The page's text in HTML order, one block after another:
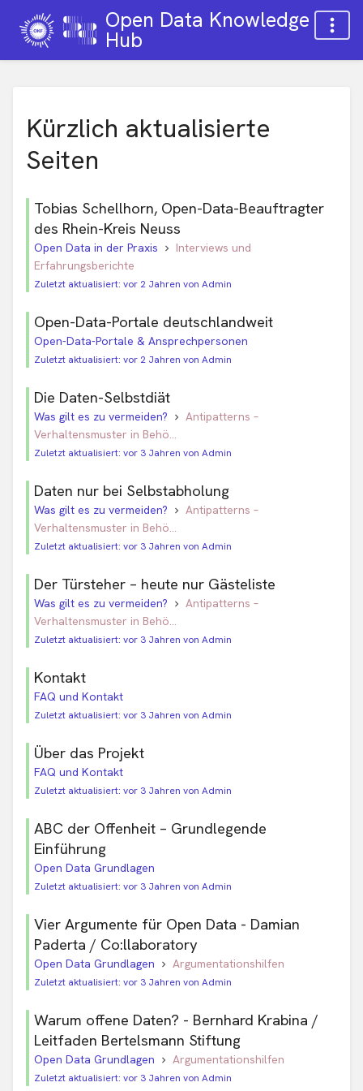
Open Data Knowledge
Hub
Kürzlich aktualisierte
Seiten
Tobias Schellhorn, Open-Data-Beauftragter
des Rhein-Kreis Neuss
Open Data in der Praxis
Interviews und
Erfahrungsberichte
Zuletzt aktualisiert: vor 2 Jahren von Admin
Open-Data-Portale deutschlandweit
Open-Data-Portale & Ansprechpersonen
Zuletzt aktualisiert: vor 2 Jahren von Admin
Die Daten-Selbstdiät
Was gilt es zu vermeiden?
Antipatterns –
Verhaltensmuster in Behö...
Zuletzt aktualisiert: vor 3 Jahren von Admin
Daten nur bei Selbstabholung
Was gilt es zu vermeiden?
Antipatterns –
Verhaltensmuster in Behö...
Zuletzt aktualisiert: vor 3 Jahren von Admin
Der Türsteher – heute nur Gästeliste
Was gilt es zu vermeiden?
Antipatterns –
Verhaltensmuster in Behö...
Zuletzt aktualisiert: vor 3 Jahren von Admin
Kontakt
FAQ und Kontakt
Zuletzt aktualisiert: vor 3 Jahren von Admin
Über das Projekt
FAQ und Kontakt
Zuletzt aktualisiert: vor 3 Jahren von Admin
ABC der Offenheit – Grundlegende
Einführung
Open Data Grundlagen
Zuletzt aktualisiert: vor 3 Jahren von Admin
Vier Argumente für Open Data - Damian
Paderta / Co:llaboratory
Open Data Grundlagen Argumentationshilfen
Zuletzt aktualisiert: vor 3 Jahren von Admin
Warum offene Daten? - Bernhard Krabina /
Leitfaden Bertelsmann Stiftung
Open Data Grundlagen Argumentationshilfen
Zuletzt aktualisiert: vor 3 Jahren von Admin